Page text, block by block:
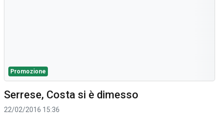
Promozione
Serrese, Costa si è dimesso
22/02/2016 15:36